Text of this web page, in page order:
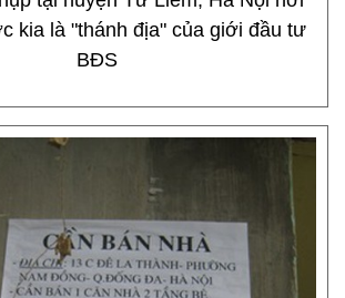
kia là "thánh địa" của giới đầu tư
BĐS